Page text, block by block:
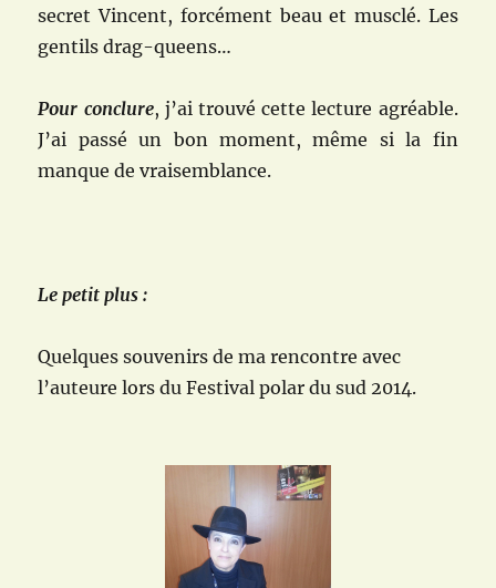
secret Vincent, forcément beau et musclé. Les
gentils drag-queens…
Pour conclure, j’ai trouvé cette lecture agréable.
J’ai passé un bon moment, même si la fin
manque de vraisemblance.
Le petit plus :
Quelques souvenirs de ma rencontre avec
l’auteure lors du Festival polar du sud 2014.